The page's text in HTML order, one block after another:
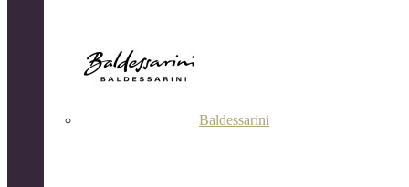
Baldessarini